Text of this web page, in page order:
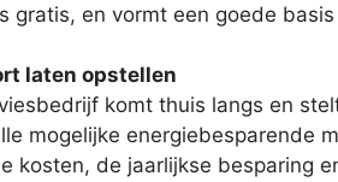
gratis, en vormt een goede
laten opstellen
komt thuis langs en
mogelijke energiebesparende
kosten, de jaarlijkse besparing